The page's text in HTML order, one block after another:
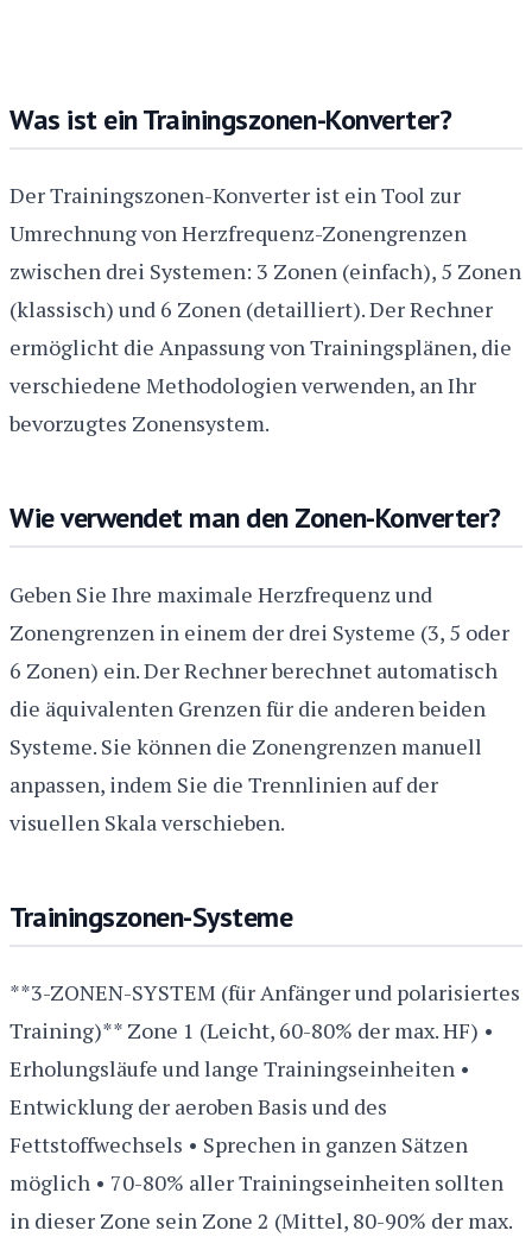
Was ist ein Trainingszonen-Konverter?
Der Trainingszonen-Konverter ist ein Tool zur
Umrechnung von Herzfrequenz-Zonengrenzen
zwischen drei Systemen: 3 Zonen (einfach), 5 Zonen
(klassisch) und 6 Zonen (detailliert). Der Rechner
ermöglicht die Anpassung von Trainingsplänen, die
verschiedene Methodologien verwenden, an Ihr
bevorzugtes Zonensystem.
Wie verwendet man den Zonen-Konverter?
Geben Sie Ihre maximale Herzfrequenz und
Zonengrenzen in einem der drei Systeme (3, 5 oder
6 Zonen) ein. Der Rechner berechnet automatisch
die äquivalenten Grenzen für die anderen beiden
Systeme. Sie können die Zonengrenzen manuell
anpassen, indem Sie die Trennlinien auf der
visuellen Skala verschieben.
Trainingszonen-Systeme
**3-ZONEN-SYSTEM (für Anfänger und polarisiertes
Training)** Zone 1 (Leicht, 60-80% der max. HF) •
Erholungsläufe und lange Trainingseinheiten •
Entwicklung der aeroben Basis und des
Fettstoffwechsels • Sprechen in ganzen Sätzen
möglich • 70-80% aller Trainingseinheiten sollten
in dieser Zone sein Zone 2 (Mittel, 80-90% der max.